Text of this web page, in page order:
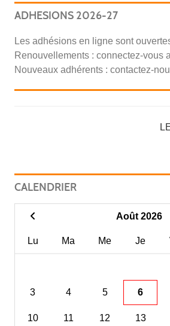
ADHESIONS 2026-27
Les adhésions en ligne sont
Renouvellements : connectez-vous
Nouveaux adhérents : contactez-
CALENDRIER
Août 2026
Lu Ma Me Je
3 4 5 6
10 11 12 13